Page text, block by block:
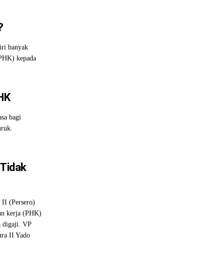
banyak
kepada
bagi
(Persero)
kerja (PHK)
digaji. VP
II Yado